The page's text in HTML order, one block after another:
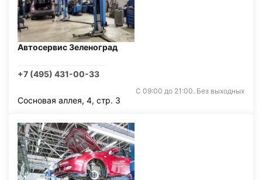
Автосервис Зеленоград
+7 (495) 431-00-33
С 09:00 до 21:00. Без выходных
Сосновая аллея, 4, стр. 3